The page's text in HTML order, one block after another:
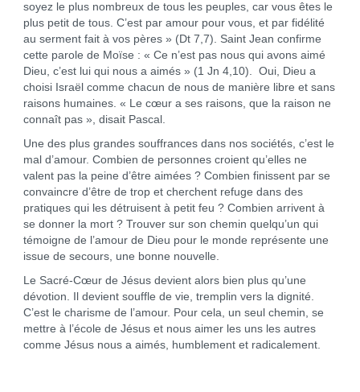
soyez le plus nombreux de tous les peuples, car vous êtes le
plus petit de tous. C’est par amour pour vous, et par fidélité
au serment fait à vos pères » (Dt 7,7). Saint Jean confirme
cette parole de Moïse : « Ce n’est pas nous qui avons aimé
Dieu, c’est lui qui nous a aimés » (1 Jn 4,10). Oui, Dieu a
choisi Israël comme chacun de nous de manière libre et sans
raisons humaines. « Le cœur a ses raisons, que la raison ne
connaît pas », disait Pascal.
Une des plus grandes souffrances dans nos sociétés, c’est le
mal d’amour. Combien de personnes croient qu’elles ne
valent pas la peine d’être aimées ? Combien finissent par se
convaincre d’être de trop et cherchent refuge dans des
pratiques qui les détruisent à petit feu ? Combien arrivent à
se donner la mort ? Trouver sur son chemin quelqu’un qui
témoigne de l’amour de Dieu pour le monde représente une
issue de secours, une bonne nouvelle.
Le Sacré-Cœur de Jésus devient alors bien plus qu’une
dévotion. Il devient souffle de vie, tremplin vers la dignité.
C’est le charisme de l’amour. Pour cela, un seul chemin, se
mettre à l’école de Jésus et nous aimer les uns les autres
comme Jésus nous a aimés, humblement et radicalement.